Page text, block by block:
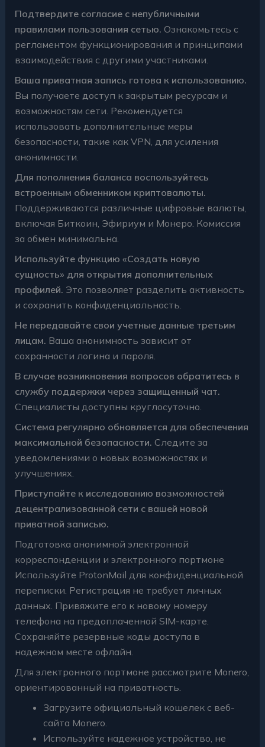
Подтвердите согласие с непубличными
правилами пользования сетью. Ознакомьтесь с
регламентом функционирования и принципами
взаимодействия с другими участниками.
Ваша приватная запись готова к использованию.
Вы получаете доступ к закрытым ресурсам и
возможностям сети. Рекомендуется
использовать дополнительные меры
безопасности, такие как VPN, для усиления
анонимности.
Для пополнения баланса воспользуйтесь
встроенным обменником криптовалюты.
Поддерживаются различные цифровые валюты,
включая Биткоин, Эфириум и Монеро. Комиссия
за обмен минимальна.
Используйте функцию «Создать новую
сущность» для открытия дополнительных
профилей. Это позволяет разделить активность
и сохранить конфиденциальность.
Не передавайте свои учетные данные третьим
лицам. Ваша анонимность зависит от
сохранности логина и пароля.
В случае возникновения вопросов обратитесь в
службу поддержки через защищенный чат.
Специалисты доступны круглосуточно.
Система регулярно обновляется для обеспечения
максимальной безопасности. Следите за
уведомлениями о новых возможностях и
улучшениях.
Приступайте к исследованию возможностей
децентрализованной сети с вашей новой
приватной записью.
Подготовка анонимной электронной
корреспонденции и электронного портмоне
Используйте ProtonMail для конфиденциальной
переписки. Регистрация не требует личных
данных. Привяжите его к новому номеру
телефона на предоплаченной SIM-карте.
Сохраняйте резервные коды доступа в
надежном месте офлайн.
Для электронного портмоне рассмотрите Monero,
ориентированный на приватность.
Загрузите официальный кошелек с веб-
сайта Monero.
Используйте надежное устройство, не